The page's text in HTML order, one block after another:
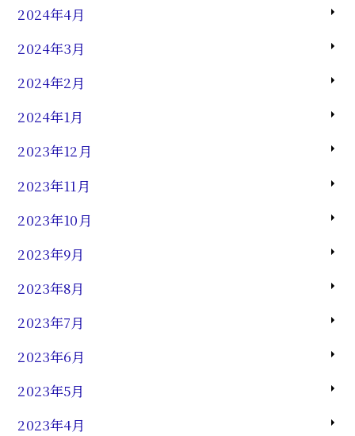
2024年4月
2024年3月
2024年2月
2024年1月
2023年12月
2023年11月
2023年10月
2023年9月
2023年8月
2023年7月
2023年6月
2023年5月
2023年4月